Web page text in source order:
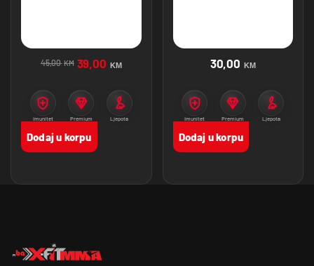
45,00 KM 39,00 KM
Imunitet
Premium
Ljepota
Dodaj u korpu
30,00 KM
Imunitet
Premium
Ljepota
Dodaj u korpu